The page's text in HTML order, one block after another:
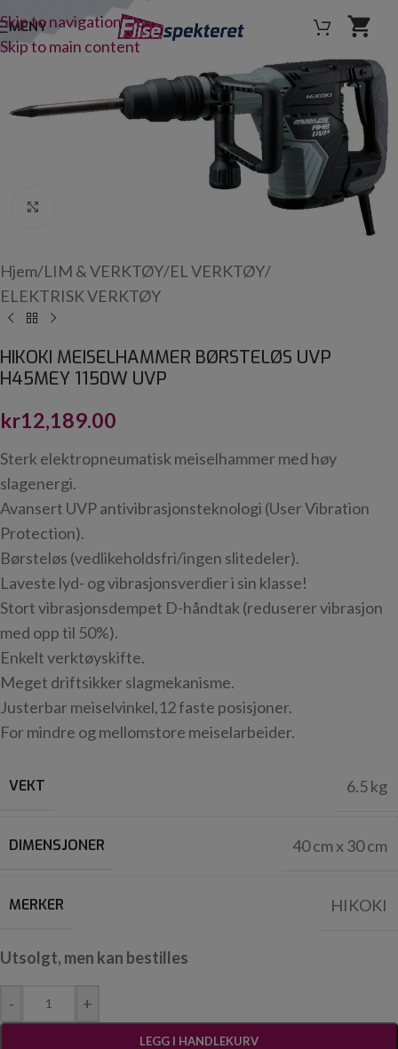
Skip to navigation
Skip to main content
MENY
Hjem/LIM & VERKTØY/EL VERKTØY/
ELEKTRISK VERKTØY
HIKOKI MEISELHAMMER BØRSTELØS UVP
H45MEY 1150W UVP
kr12,189.00
Sterk elektropneumatisk meiselhammer med høy
slagenergi.
Avansert UVP antivibrasjonsteknologi (User Vibration
Protection).
Børsteløs (vedlikeholdsfri/ingen slitedeler).
Laveste lyd- og vibrasjonsverdier i sin klasse!
Stort vibrasjonsdempet D-håndtak (reduserer vibrasjon
med opp til 50%).
Enkelt verktøyskifte.
Meget driftsikker slagmekanisme.
Justerbar meiselvinkel,12 faste posisjoner.
For mindre og mellomstore meiselarbeider.
VEKT 6.5 kg
DIMENSJONER 40 cm x 30 cm
MERKER HIKOKI
Utsolgt, men kan bestilles
- +
LEGG I HANDLEKURV